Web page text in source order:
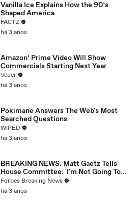
Vanilla Ice Explains How the 90’s
Shaped America
FACTZ
há 3 anos
Amazon’ Prime Video Will Show
Commercials Starting Next Year
Veuer
há 3 anos
Pokimane Answers The Web's Most
Searched Questions
WIRED
há 3 anos
BREAKING NEWS: Matt Gaetz Tells
House Committee: 'I'm Not Going To
Vote For A Continuing Resolution'
Forbes Breaking News
há 3 anos